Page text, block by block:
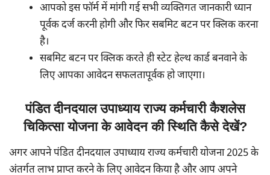
आपको इस फॉर्म में मांगी गई सभी व्यक्तिगत जानकारी ध्यान
पूर्वक दर्ज करनी होगी और फिर सबमिट बटन पर क्लिक करना
है।
सबमिट बटन पर क्लिक करते ही स्टेट हेल्थ कार्ड बनवाने के
लिए आपका आवेदन सफलतापूर्वक हो जाएगा।
पंडित दीनदयाल उपाध्याय राज्य कर्मचारी कैशलेस
चिकित्सा योजना के आवेदन की स्थिति कैसे देखें?
अगर आपने पंडित दीनदयाल उपाध्याय राज्य कर्मचारी योजना 2025 के
अंतर्गत लाभ प्राप्त करने के लिए आवेदन किया है और आप अपने